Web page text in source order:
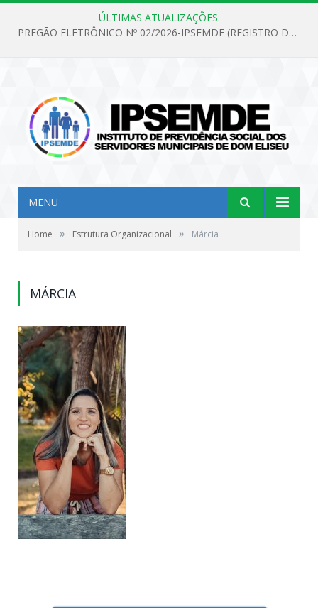
ÚLTIMAS ATUALIZAÇÕES:
PREGÃO ELETRÔNICO Nº 02/2026-IPSEMDE (REGISTRO DE PREÇOS PARA FUTURA E EVENTUAL AQUISIÇÃO DE MATERIAL DE LIMPEZA E GÊNEROS ALIMENTÍCIOS PARA ATENDER AS NECESSIDADES DO INSTITUTO DE PREVIDÊNCIA SOCIAL DOS SERVIDORES MUNICIPAIS DE DOM ELISEU.)
MENU
Home » Estrutura Organizacional » Márcia
MÁRCIA